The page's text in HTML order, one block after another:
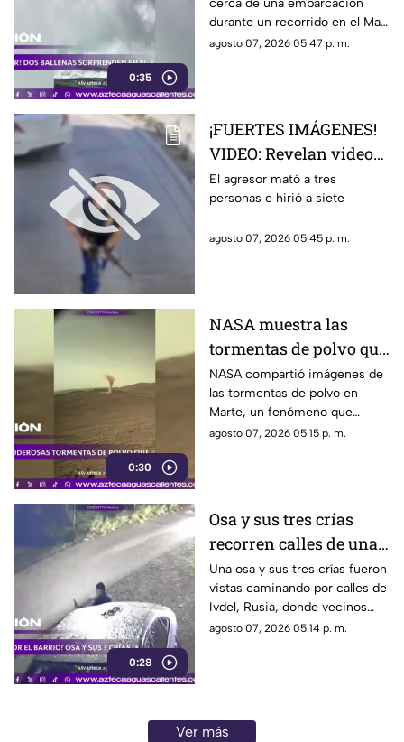
0:35
en el Mar de Cortés
cerca de una embarcación
durante un recorrido en el Mar
de Cortés. El avistamiento fue
agosto 07, 2026 05:47 p. m.
¡FUERTES IMÁGENES!
VIDEO: Revelan videos
de seguridad del tiroteo
realizado en famosa
hamburguesas en
El agresor mató a tres
personas e hirió a siete
agosto 07, 2026 05:45 p. m.
0:30
NASA muestra las
tormentas de polvo que
cubren Marte
NASA compartió imágenes de
las tormentas de polvo en
Marte, un fenómeno que
puede extenderse por miles de
agosto 07, 2026 05:15 p. m.
0:28
Osa y sus tres crías
recorren calles de una
ciudad en Rusia
Una osa y sus tres crías fueron
vistas caminando por calles de
Ivdel, Rusia, donde vecinos
reportan un aumento en los
agosto 07, 2026 05:14 p. m.
Ver más